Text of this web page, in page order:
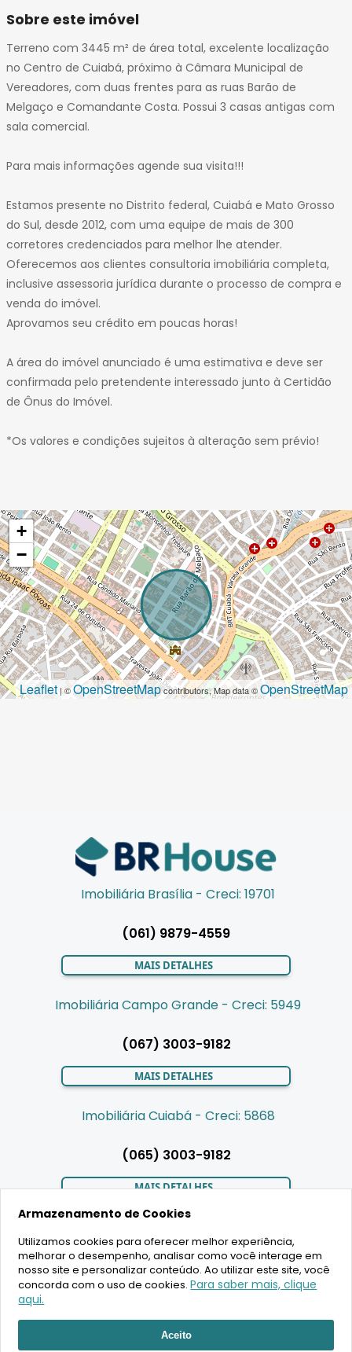
RECEBER ATENDIMENTO
Sobre este imóvel
Terreno com 3445 m² de área total, excelente localização
no Centro de Cuiabá, próximo à Câmara Municipal de
Vereadores, com duas frentes para as ruas Barão de
Melgaço e Comandante Costa. Possui 3 casas antigas com
sala comercial.
Para mais informações agende sua visita!!!
Estamos presente no Distrito federal, Cuiabá e Mato Grosso
do Sul, desde 2012, com uma equipe de mais de 300
corretores credenciados para melhor lhe atender.
Oferecemos aos clientes consultoria imobiliária completa,
inclusive assessoria jurídica durante o processo de compra e
venda do imóvel.
Aprovamos seu crédito em poucas horas!
A área do imóvel anunciado é uma estimativa e deve ser
confirmada pelo pretendente interessado junto à Certidão
de Ônus do Imóvel.
*Os valores e condições sujeitos à alteração sem prévio!
+
−
Leaflet| ©OpenStreetMapcontributors, Map data ©OpenStreetMap
Imobiliária Brasília - Creci: 19701
(061) 9879-4559
MAIS DETALHES
Imobiliária Campo Grande - Creci: 5949
(067) 3003-9182
MAIS DETALHES
Imobiliária Cuiabá - Creci: 5868
(065) 3003-9182
MAIS DETALHES
LIGAMOS PARA VOCÊ
2020 Copyright - BR House Inteligência Imobiliária LTDA -
16.630.405/0001-43 - CRECI 19701 - Todos os direitos reservados
Armazenamento de Cookies
Utilizamos cookies para oferecer melhor experiência,
melhorar o desempenho, analisar como você interage em
nosso site e personalizar conteúdo. Ao utilizar este site, você
concorda com o uso de cookies.Para saber mais, clique
aqui.
Aceito